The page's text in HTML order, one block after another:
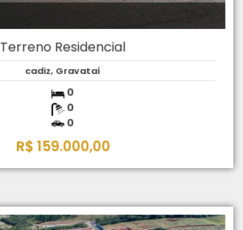
Terreno Residencial
cadiz, Gravataí
0
0
0
R$ 159.000,00